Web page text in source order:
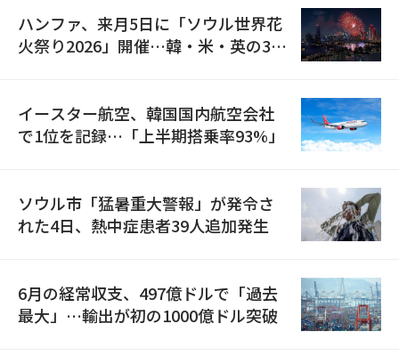
ハンファ、来月5日に「ソウル世界花
火祭り2026」開催…韓・米・英の3カ
イースター航空、韓国国内航空会社
で1位を記録…「上半期搭乗率93%」
ソウル市「猛暑重大警報」が発令さ
れた4日、熱中症患者39人追加発生
6月の経常収支、497億ドルで「過去
最大」…輸出が初の1000億ドル突破